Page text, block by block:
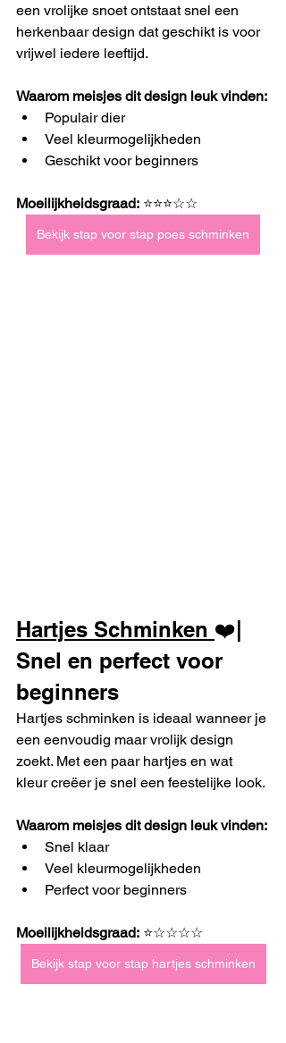
een vrolijke snoet ontstaat snel een
herkenbaar design dat geschikt is voor
vrijwel iedere leeftijd.
Waarom meisjes dit design leuk vinden:
Populair dier
Veel kleurmogelijkheden
Geschikt voor beginners
Moeilijkheidsgraad: ⭐⭐⭐☆☆
Bekijk stap voor stap poes schminken
Hartjes Schminken ❤️|
Snel en perfect voor
beginners
Hartjes schminken is ideaal wanneer je
een eenvoudig maar vrolijk design
zoekt. Met een paar hartjes en wat
kleur creëer je snel een feestelijke look.
Waarom meisjes dit design leuk vinden:
Snel klaar
Veel kleurmogelijkheden
Perfect voor beginners
Moeilijkheidsgraad: ⭐☆☆☆☆
Bekijk stap voor stap hartjes schminken